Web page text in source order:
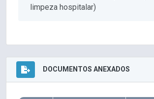
limpeza hospitalar)
DOCUMENTOS ANEXADOS